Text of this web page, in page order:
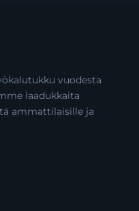
vuodesta
laadukkaita
ammattilaisille ja